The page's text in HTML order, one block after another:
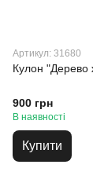
Артикул: 31680
Кулон "Дерево
900 грн
В наявності
Купити